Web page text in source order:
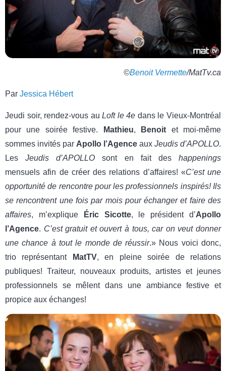
©Benoit Vermette/MatTv.ca
Par Jessica Hébert
Jeudi soir, rendez-vous auLoft le 4e dans le Vieux-Montréal
pour une soirée festive.
Mathieu, Benoit et moi-même
sommes invités par Apollo l’Agence aux Jeudis d’APOLLO.
LesJeudis d’APOLLO sont en fait deshappenings
mensuels afin de créer des relations d’affaires! «C’est une
opportunité de rencontre pour les professionnels inspirés! Ils
se rencontrent une fois par mois pour échanger et faire des
affaires, m’explique Éric Sicotte, le président d’Apollo
l’Agence. C’est gratuit et ouvert à tous, car on veut donner
une chance à tout le monde de réussir.» Nous voici donc,
trio représentant
MatTV, en pleine soirée de relations
publiques! Traiteur, nouveaux produits, artistes et jeunes
professionnels se mêlent dans une ambiance festive et
propice aux échanges!